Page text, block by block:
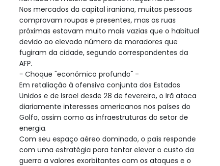
Nos mercados da capital iraniana, muitas pessoas
compravam roupas e presentes, mas as ruas
próximas estavam muito mais vazias que o habitual
devido ao elevado número de moradores que
fugiram da cidade, segundo correspondentes da
AFP.
- Choque "econômico profundo" -
Em retaliação à ofensiva conjunta dos Estados
Unidos e de Israel desde 28 de fevereiro, o Irã ataca
diariamente interesses americanos nos países do
Golfo, assim como as infraestruturas do setor de
energia.
Com seu espaço aéreo dominado, o país responde
com uma estratégia para tentar elevar o custo da
guerra a valores exorbitantes com os ataques e o